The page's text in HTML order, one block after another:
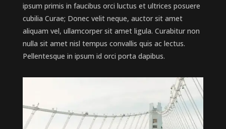
ipsum primis in faucibus orci luctus et ultrices posuere
cubilia Curae; Donec velit neque, auctor sit amet
aliquam vel, ullamcorper sit amet ligula. Curabitur non
nulla sit amet nisl tempus convallis quis ac lectus.
Pellentesque in ipsum id orci porta dapibus.